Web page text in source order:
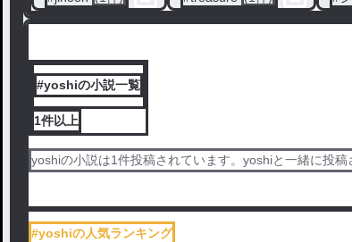
#yoshiの小説一覧
1件以上
yoshiの小説は1件投稿されています。yoshiと一緒に投
#yoshiの人気ランキング